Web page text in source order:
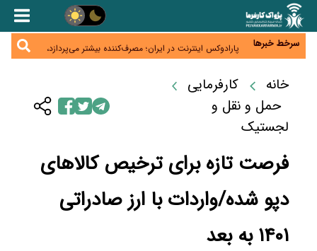
سرخط خبرها
زائران اربعین نگران ارز باقی‌مانده نباشند؛ خرید دینار در
جنگ کریدورها وارد فاز جدید شد؛ سرمایه‌گذاری ۳۴۵
پارادوکس اینترنت در ایران؛ مصرف‌کننده بیشتر می‌پردازد،
شبکه کمتر توسعه می‌یابد
جدید سیاست‌های مالیاتی در حمایت از تولید
معمای تأمین ۸۰ همت معوقات بازنشستگان؛ بانک رفاه
وارد میدان شد
خانه
کارفرمایی
حمل و نقل و
لجستیک
فرصت تازه برای ترخیص کالاهای
دپو شده/واردات با ارز صادراتی
۱۴۰۱ به بعد